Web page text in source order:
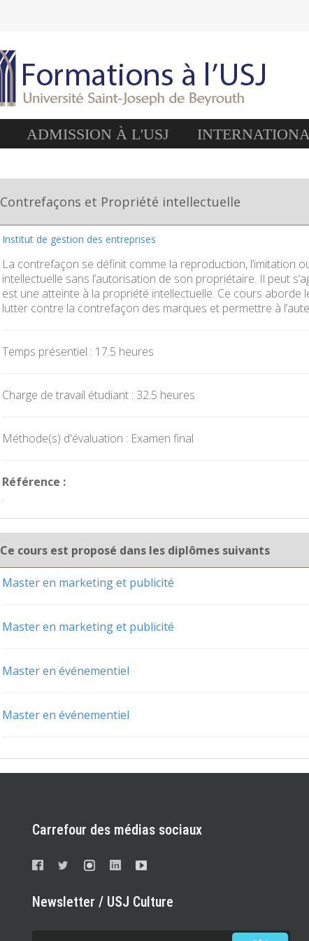
ADMISSION À L'USJ
Contrefaçons et Propriété intellectuelle
Institut de gestion des entreprises
La contrefaçon se définit comme la reproduction, l’imitation
intellectuelle sans l’autorisation de son propriétaire. Il peut
est une atteinte à la propriété intellectuelle. Ce cours
lutter contre la contrefaçon des marques et permettre à
Temps présentiel : 17.5 heures
Charge de travail étudiant : 32.5 heures
Méthode(s) d'évaluation : Examen final
Référence :
.
Ce cours est proposé dans les diplômes suivants
Master en marketing et publicité
Master en marketing et publicité
Master en événementiel
Master en événementiel
Carrefour des médias sociaux
Newsletter / USJ Culture